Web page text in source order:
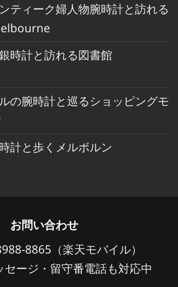
ティーク婦人物腕時計と訪れる
時計と訪れる図書館
の腕時計と巡るショッピングモ
計と歩くメルボルン
お問い合わせ
8865（楽天モバイル）
セージ・留守番電話も対応中